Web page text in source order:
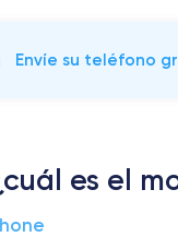
Envíe su teléfono
es el